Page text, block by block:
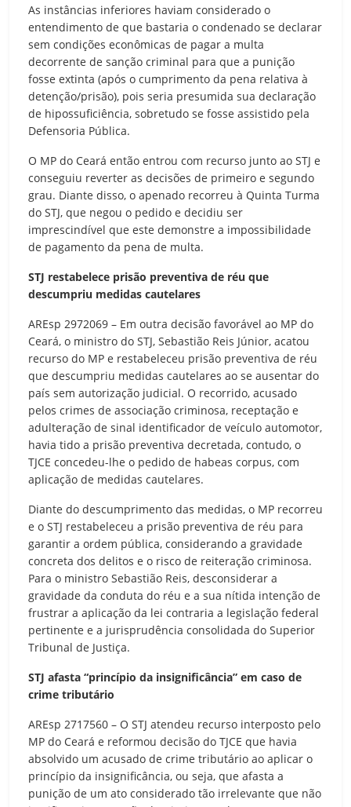
As instâncias inferiores haviam considerado o
entendimento de que bastaria o condenado se declarar
sem condições econômicas de pagar a multa
decorrente de sanção criminal para que a punição
fosse extinta (após o cumprimento da pena relativa à
detenção/prisão), pois seria presumida sua declaração
de hipossuficiência, sobretudo se fosse assistido pela
Defensoria Pública.
O MP do Ceará então entrou com recurso junto ao STJ e
conseguiu reverter as decisões de primeiro e segundo
grau. Diante disso, o apenado recorreu à Quinta Turma
do STJ, que negou o pedido e decidiu ser
imprescindível que este demonstre a impossibilidade
de pagamento da pena de multa.
STJ restabelece prisão preventiva de réu que
descumpriu medidas cautelares
AREsp 2972069 – Em outra decisão favorável ao MP do
Ceará, o ministro do STJ, Sebastião Reis Júnior, acatou
recurso do MP e restabeleceu prisão preventiva de réu
que descumpriu medidas cautelares ao se ausentar do
país sem autorização judicial. O recorrido, acusado
pelos crimes de associação criminosa, receptação e
adulteração de sinal identificador de veículo automotor,
havia tido a prisão preventiva decretada, contudo, o
TJCE concedeu-lhe o pedido de habeas corpus, com
aplicação de medidas cautelares.
Diante do descumprimento das medidas, o MP recorreu
e o STJ restabeleceu a prisão preventiva de réu para
garantir a ordem pública, considerando a gravidade
concreta dos delitos e o risco de reiteração criminosa.
Para o ministro Sebastião Reis, desconsiderar a
gravidade da conduta do réu e a sua nítida intenção de
frustrar a aplicação da lei contraria a legislação federal
pertinente e a jurisprudência consolidada do Superior
Tribunal de Justiça.
STJ afasta “princípio da insignificância” em caso de
crime tributário
AREsp 2717560 – O STJ atendeu recurso interposto pelo
MP do Ceará e reformou decisão do TJCE que havia
absolvido um acusado de crime tributário ao aplicar o
princípio da insignificância, ou seja, que afasta a
punição de um ato considerado tão irrelevante que não